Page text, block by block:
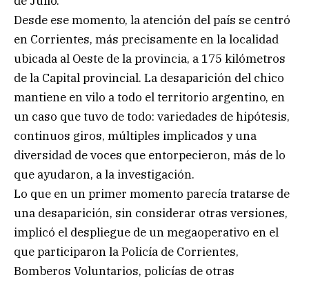
Desde ese momento, la atención del país se centró
en Corrientes, más precisamente en la localidad
ubicada al Oeste de la provincia, a 175 kilómetros
de la Capital provincial. La desaparición del chico
mantiene en vilo a todo el territorio argentino, en
un caso que tuvo de todo: variedades de hipótesis,
continuos giros, múltiples implicados y una
diversidad de voces que entorpecieron, más de lo
que ayudaron, a la investigación.
Lo que en un primer momento parecía tratarse de
una desaparición, sin considerar otras versiones,
implicó el despliegue de un megaoperativo en el
que participaron la Policía de Corrientes,
Bomberos Voluntarios, policías de otras